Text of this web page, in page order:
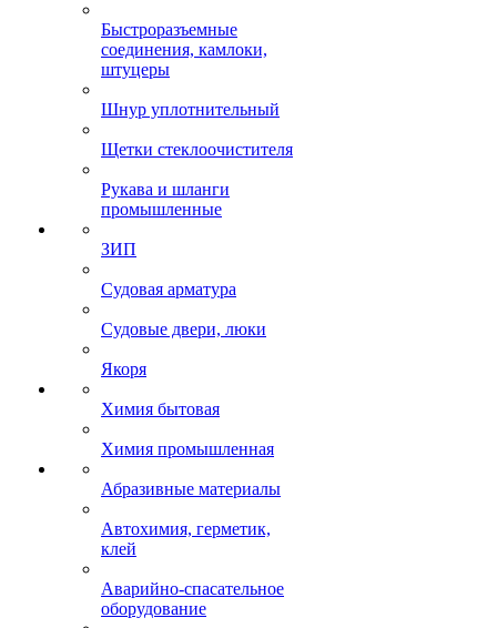
Быстроразъемные
соединения, камлоки,
штуцеры
Шнур уплотнительный
Щетки стеклоочистителя
Рукава и шланги
промышленные
ЗИП
Судовая арматура
Судовые двери, люки
Якоря
Химия бытовая
Химия промышленная
Абразивные материалы
Автохимия, герметик,
клей
Аварийно-спасательное
оборудование